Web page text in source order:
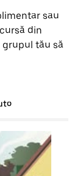
sau
din
grupul tău să